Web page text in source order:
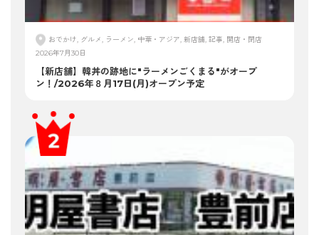
おでかけ, グルメ, ラーメン, 中華・アジア, 新店舗, 記事, 開店・閉店
2026年7月30日
【新店舗】韓丼の跡地に"ラーメンごくまる"がオープ
ン！/2026年８月17日(月)オープン予定